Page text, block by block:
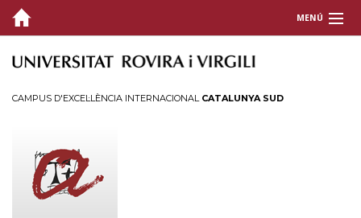
MENÚ
CAMPUS D'EXCEL·LÈNCIA INTERNACIONAL CATALUNYA SUD